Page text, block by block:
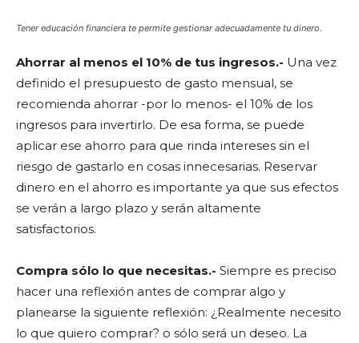
Tener educación financiera te permite gestionar adecuadamente tu dinero.
Ahorrar al menos el 10% de tus ingresos.- Una vez
definido el presupuesto de gasto mensual, se
recomienda ahorrar -por lo menos- el 10% de los
ingresos para invertirlo. De esa forma, se puede
aplicar ese ahorro para que rinda intereses sin el
riesgo de gastarlo en cosas innecesarias. Reservar
dinero en el ahorro es importante ya que sus efectos
se verán a largo plazo y serán altamente
satisfactorios.
Compra sólo lo que necesitas.- Siempre es preciso
hacer una reflexión antes de comprar algo y
planearse la siguiente reflexión: ¿Realmente necesito
lo que quiero comprar? o sólo será un deseo. La